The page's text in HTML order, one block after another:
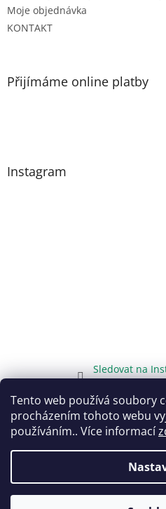
Tento web používá soubory
procházením tohoto webu
používáním.. Více informací
Moje objednávka
KONTAKT
Přijímáme online platby
Instagram
Sledovat na
Copyright 2026DarujTo.cz.